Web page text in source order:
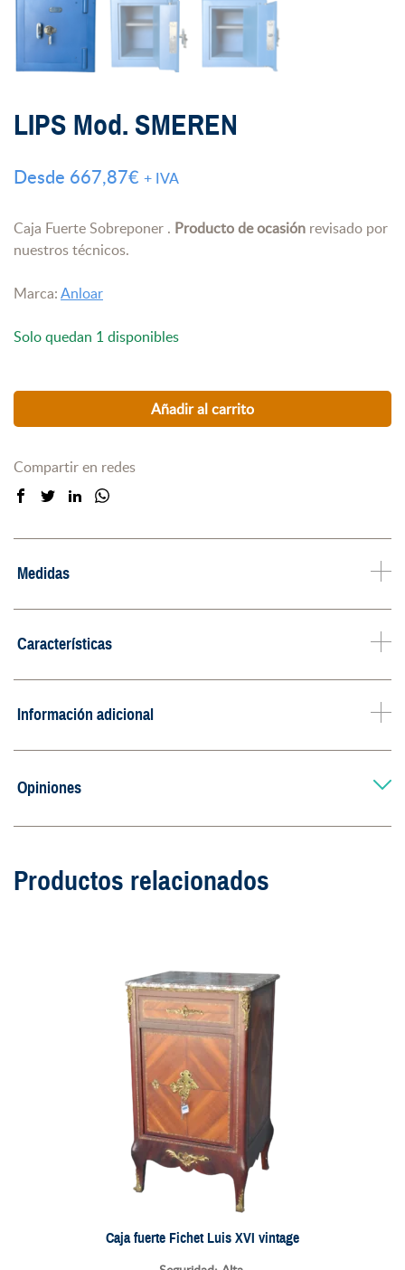
LIPS Mod. SMEREN
Desde 667,87€ + IVA
Caja Fuerte Sobreponer . Producto de ocasión revisado por
nuestros técnicos.
Marca:Anloar
Solo quedan 1 disponibles
Añadir al carrito
Compartir en redes
Medidas
Características
Información adicional
Opiniones
Productos relacionados
Caja fuerte Fichet Luis XVI vintage